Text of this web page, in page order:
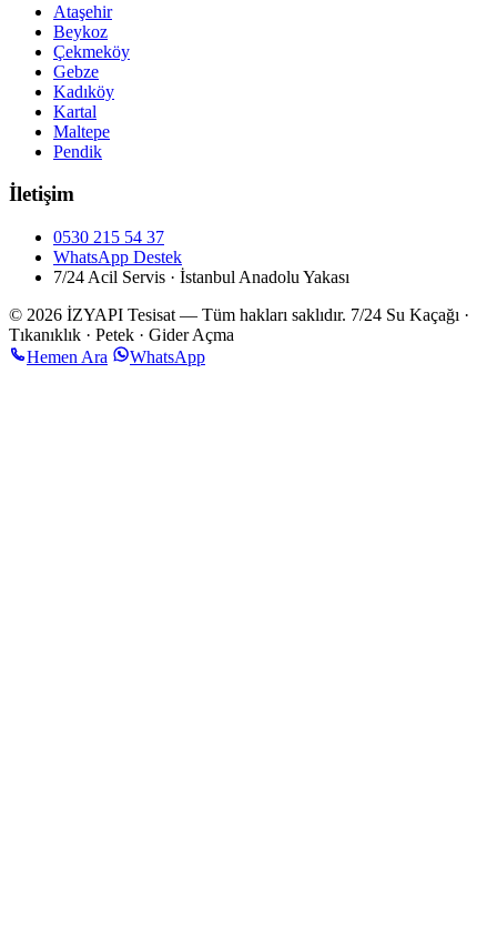
Ataşehir
Beykoz
Çekmeköy
Gebze
Kadıköy
Kartal
Maltepe
Pendik
İletişim
0530 215 54 37
WhatsApp Destek
7/24 Acil Servis · İstanbul Anadolu Yakası
© 2026 İZYAPI Tesisat — Tüm hakları saklıdır. 7/24 Su Kaçağı ·
Tıkanıklık · Petek · Gider Açma
Hemen Ara
WhatsApp